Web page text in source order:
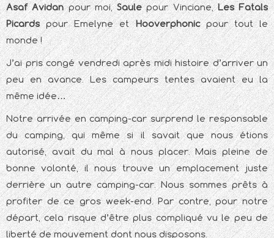
Asaf Avidanpour moi,Saulepour Vinciane,Les Fatals
Picardspour Emelyne etHooverphonicpour tout le
monde !
J’ai pris congé vendredi après midi histoire d’arriver un
peu en avance. Les campeurs tentes avaient eu la
même idée…
Notre arrivée en camping-car surprend le responsable
du camping, qui même si il savait que nous étions
autorisé, avait du mal à nous placer. Mais pleine de
bonne volonté, il nous trouve un emplacement juste
derrière un autre camping-car. Nous sommes prêts à
profiter de ce gros week-end. Par contre, pour notre
départ, cela risque d’être plus compliqué vu le peu de
liberté de mouvement dont nous disposons.